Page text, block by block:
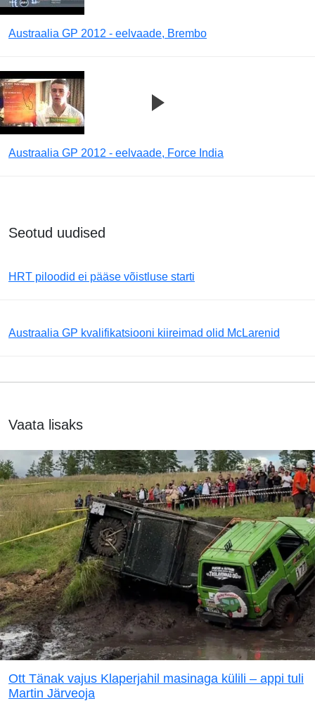
Austraalia GP 2012 - eelvaade, Brembo
Austraalia GP 2012 - eelvaade, Force India
Seotud uudised
HRT piloodid ei pääse võistluse starti
Austraalia GP kvalifikatsiooni kiireimad olid McLarenid
Vaata lisaks
Ott Tänak vajus Klaperjahil masinaga külili – appi tuli
Martin Järveoja